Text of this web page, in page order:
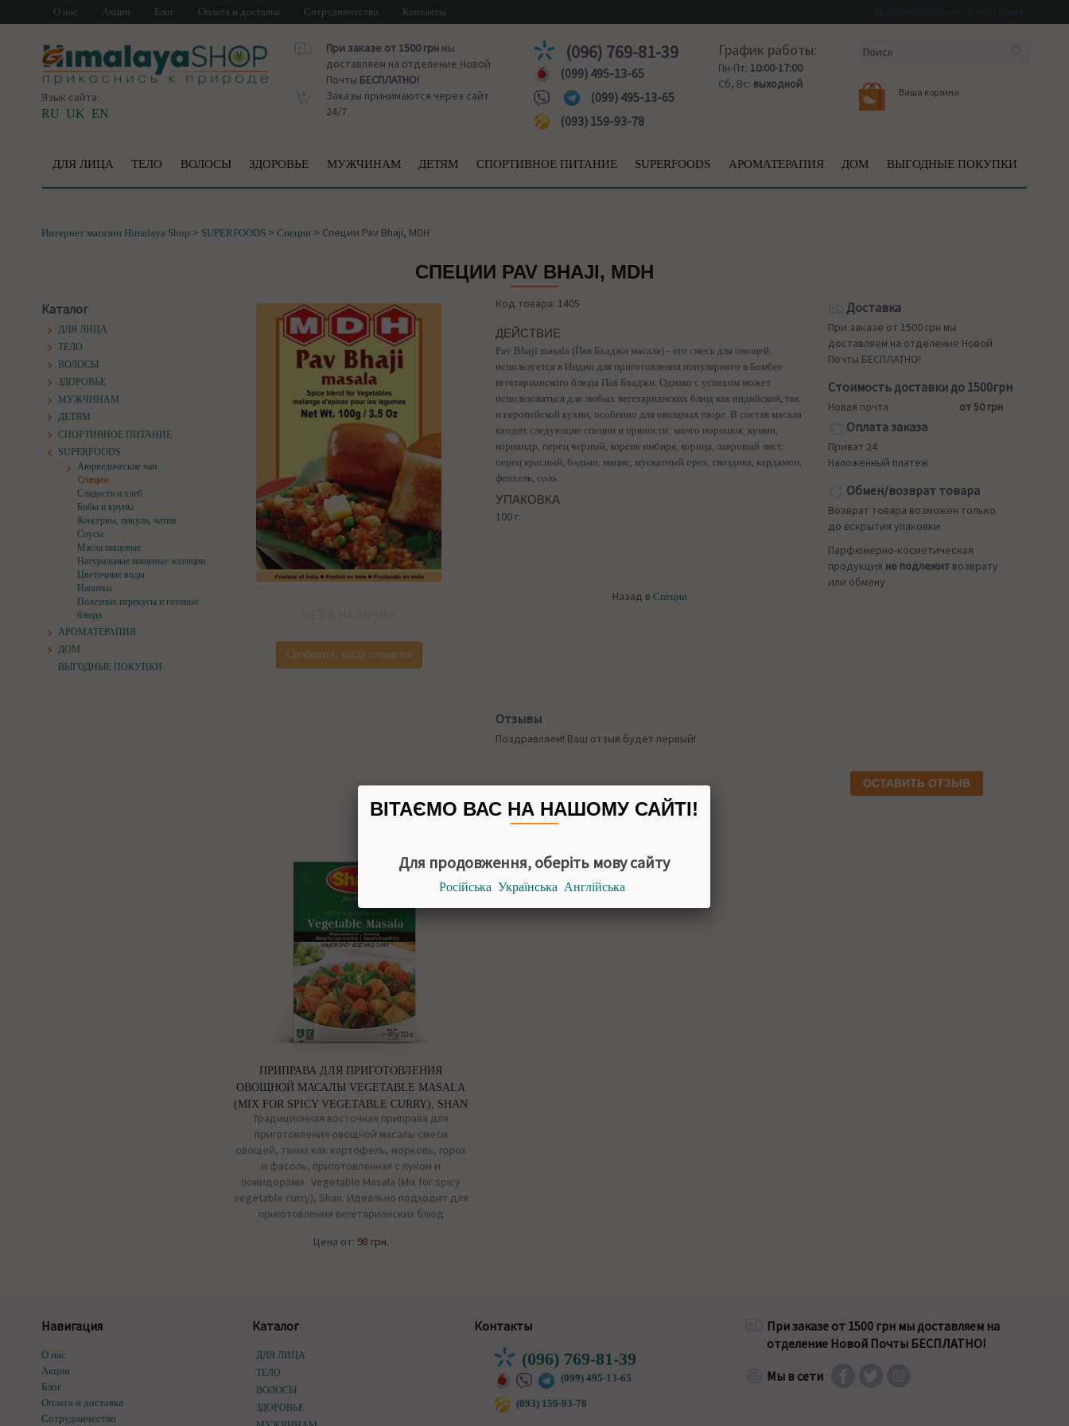
О нас Акции Блог Оплата и доставка Сотрудничество Контакты
Язык сайта:
RU UK EN
При заказе от 1500 грнмы
доставляем на отделение Новой
Почты БЕСПЛАТНО!
Заказы принимаются через сайт
24/7
(096) 769-81-39
(099) 495-13-65
(099) 495-13-65
(093) 159-93-78
График работы:
Пн-Пт: 10:00-17:00
Сб, Вс: выходной
Ваша корзина
ДЛЯ ЛИЦА ТЕЛО ВОЛОСЫ ЗДОРОВЬЕ МУЖЧИНАМ ДЕТЯМ СПОРТИВНОЕ ПИТАНИЕ SUPERFOODS АРОМАТЕРАПИЯ ДОМ ВЫГОДНЫЕ ПОКУПКИ
Интернет магазин Himalaya Shop > SUPERFOODS > Специи > Специи Pav Bhaji, MDH
СПЕЦИИ PAV BHAJI, MDH
Каталог
ДЛЯ ЛИЦА
ТЕЛО
ВОЛОСЫ
ЗДОРОВЬЕ
МУЖЧИНАМ
ДЕТЯМ
СПОРТИВНОЕ ПИТАНИЕ
SUPERFOODS
Аюрведические чаи
Специи
Сладости и хлеб
Бобы и крупы
Консервы, пикули, чатни
Соусы
Масла пищевые
Натуральные пищевые эссенции
Цветочные воды
Напитки
Полезные перекусы и готовые
блюда
АРОМАТЕРАПИЯ
ДОМ
ВЫГОДНЫЕ ПОКУПКИ
Сообщите, когда появится
Код товара: 1405
ДЕЙСТВИЕ
Pav Bhaji masala (Пав Бхаджи масала) - это смесь для овощей,
используется в Индии для приготовления популярного в Бомбее
вегетарианского блюда Пав Бхаджи. Однако с успехом может
использоваться для любых вегетарианских блюд как индийской, так
и европейской кухни, особенно для овощных пюре. В состав масала
входит следующие специи и пряности: манго порошок, кумин,
кориандр, перец черный, корень имбиря, корица, лавровый лист,
перец красный, бадьян, мацис, мускатный орех, гвоздика, кардамон,
фенхель, соль.
УПАКОВКА
100 г.
Назад вСпеции
Доставка
При заказе от 1500 грн мы
доставляем на отделение Новой
Почты БЕСПЛАТНО!
Стоимость доставки до 1500грн
Новая почта от 50 грн
Оплата заказа
Приват 24
Наложенный платеж
Обмен/возврат товара
Возврат товара возможен только
до вскрытия упаковки
Парфюмерно-косметическая
продукция не подлежит возврату
или обмену
Отзывы
Поздравляем! Ваш отзыв будет первый!
ОСТАВИТЬ ОТЗЫВ
Похожие товары
ПРИПРАВА ДЛЯ ПРИГОТОВЛЕНИЯ
ОВОЩНОЙ МАСАЛЫ VEGETABLE MASALA
(MIX FOR SPICY VEGETABLE CURRY), SHAN
Традиционная восточная приправа для
приготовления овощной масалы смеси
овощей, таких как картофель, морковь, горох
и фасоль, приготовленная с луком и
помидорами Vegetable Masala (Mix for spicy
vegetable curry), Shan. Идеально подходит для
приготовления вегетарианских блюд
Цена от: 98 грн.
Навигация
О нас
Акции
Блог
Оплата и доставка
Сотрудничество
Каталог
ДЛЯ ЛИЦА
ТЕЛО
ВОЛОСЫ
ЗДОРОВЬЕ
Контакты
(096) 769-81-39
(099) 495-13-65
(093) 159-93-78
При заказе от 1500 грн мы доставляем на
отделение Новой Почты БЕСПЛАТНО!
Мы в сети
ВІТАЄМО ВАС НА НАШОМУ САЙТІ!
Для продовження, оберіть мову сайту
Російська Українська Англійська